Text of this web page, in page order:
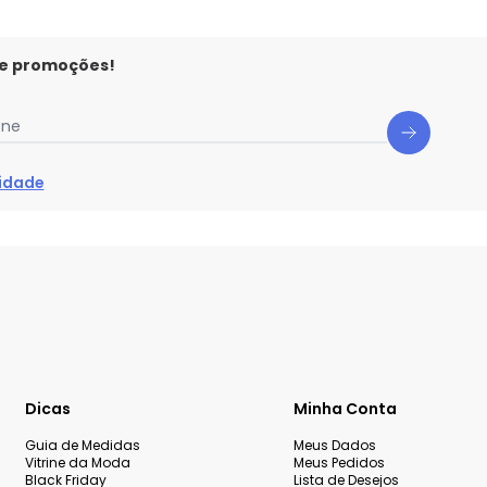
promoções!
Dicas
Guia de Medidas
Vitrine da Moda
Black Friday
Minha Conta
Meus Dados
Meus Pedidos
Lista de Desejos